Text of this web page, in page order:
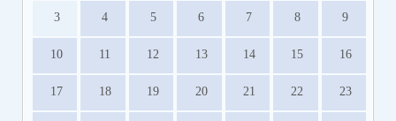
3 4 5 6 7 8 9
10 11 12 13 14 15 16
17 18 19 20 21 22 23